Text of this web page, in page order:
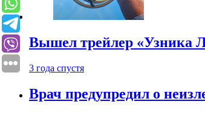
Вышел трейлер «Узника
3 года спустя
Врач предупредил о